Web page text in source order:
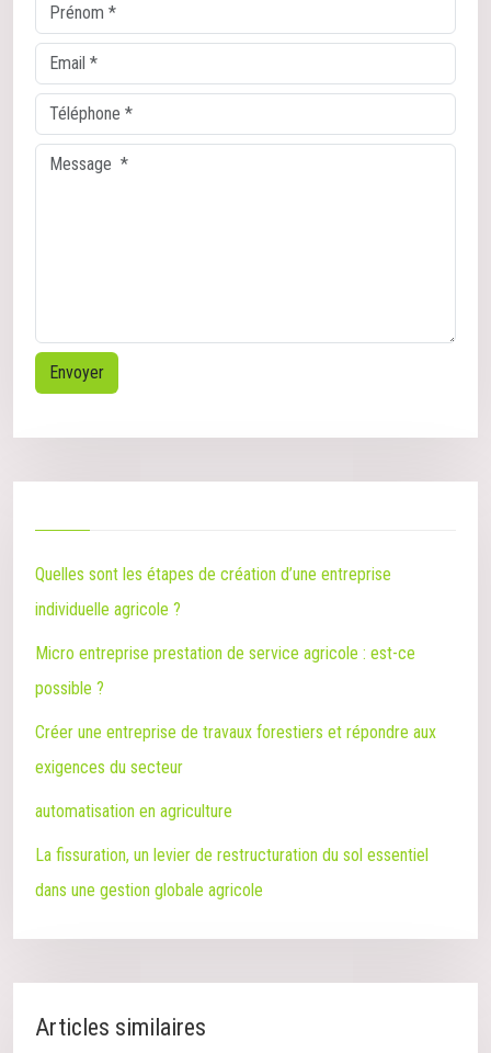
Quelles sont les étapes de création d’une entreprise
individuelle agricole ?
Micro entreprise prestation de service agricole : est-ce
possible ?
Créer une entreprise de travaux forestiers et répondre aux
exigences du secteur
automatisation en agriculture
La fissuration, un levier de restructuration du sol essentiel
dans une gestion globale agricole
Articles similaires